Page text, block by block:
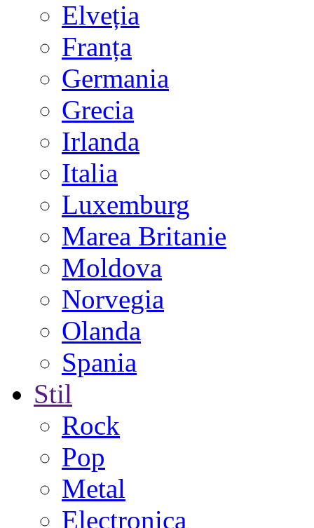
Elveția
Franța
Germania
Grecia
Irlanda
Italia
Luxemburg
Marea Britanie
Moldova
Norvegia
Olanda
Spania
Stil
Rock
Pop
Metal
Electronica